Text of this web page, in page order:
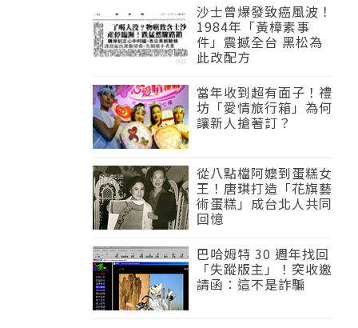
沙士曾爆發致癌風波！
1984年「黃樟素事
件」震撼全台 黑松為
此改配方
當年收到超有面子！禮
坊「愛情旅行箱」為何
讓新人搶著訂？
從八點檔阿嬤到蛋糕女
王！唐琪打造「花旗藝
術蛋糕」成台北人共同
回憶
巴哈姆特 30 週年找回
「失蹤版主」！突收邀
請函：這不是詐騙